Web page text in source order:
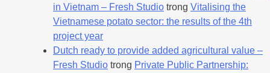
in Vietnam – Fresh Studio trong Vitalising the
Vietnamese potato sector: the results of the 4th
project year
Dutch ready to provide added agricultural value –
Fresh Studio trong Private Public Partnership: